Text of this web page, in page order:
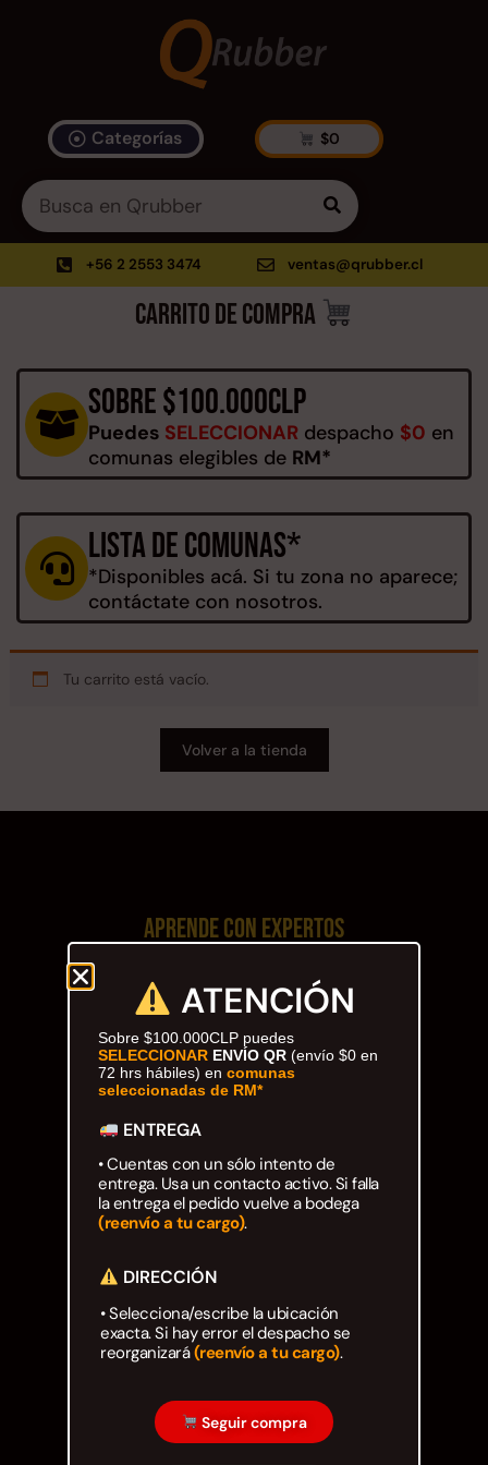
Categorías $0
+56 2 2553 3474 ventas@qrubber.cl
Carrito de compra
Sobre $100.000clp
Puedes SELECCIONAR despacho $0 en
comunas elegibles de RM*
Lista de comunas*
*Disponibles acá. Si tu zona no aparece;
contáctate con nosotros.
Tu carrito está vacío.
Volver a la tienda
Aprende con expertos
Blog
Necesitas ayuda?
Rastrea tu pedido
Búscanos en RRSS
+56 2 2553 3474
Lunes a viernes | 08:30am > 17:00pm
Artículos Blog
535 results found in 9ms
Filtrar
48%
Rampa Móvil Hidráulica
carga 10ton
$22.711.412
$11.790.000
Juego Modular 35
QplayGround
$5.926.486
Juego Modular 40
QplayGround
4.859.984
Juego Modular 25
QplayGround
Agregar al carrito
ATENCIÓN
Sobre $100.000CLP puedes
SELECCIONAR ENVÍO QR (envío $0 en
72 hrs hábiles) en comunas
seleccionadas de RM*
ENTREGA
• Cuentas con un sólo intento de
entrega. Usa un contacto activo. Si falla
la entrega el pedido vuelve a bodega
(reenvío a tu cargo).
DIRECCIÓN
• Selecciona/escribe la ubicación
exacta. Si hay error el despacho se
reorganizará(reenvío a tu cargo).
Seguir compra